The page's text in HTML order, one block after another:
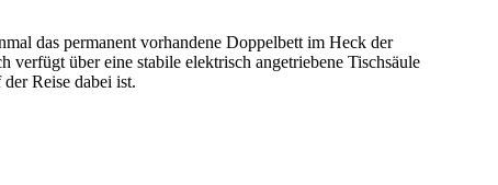
das permanent vorhandene Doppelbett im Heck der
über eine stabile elektrisch angetriebene Tischsäule
Reise dabei ist.